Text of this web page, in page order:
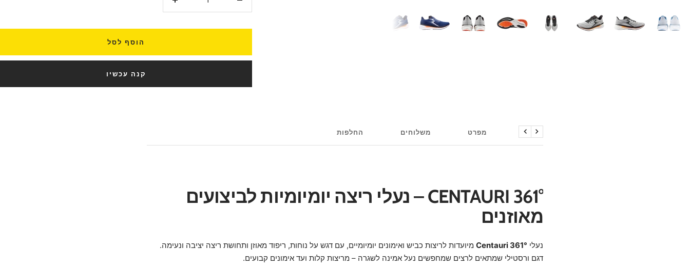
הגדלת
הוסף לסל
קנה עכשיו
תיאור מפרט משלוחים החלפות
הקודם
הבא
361° CENTAURI – נעלי ריצה יומיומיות לביצועים
מאוזנים
נעלי 361° Centauri
מיועדות לריצות כביש ואימונים יומיומיים, עם דגש על נוחות, ריפוד מאוזן ותחושת ריצה יציבה ונעימה.
דגם ורסטילי שמתאים לרצים שמחפשים נעל אמינה לשגרה – מריצות קלות ועד אימונים קבועים.